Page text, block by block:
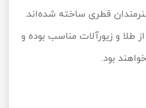
قطری ساخته شده‌اند.
طلا و زیورآلات مناسب بوده و
بود.